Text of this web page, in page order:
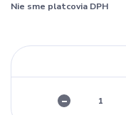
Nie sme platcovia DPH